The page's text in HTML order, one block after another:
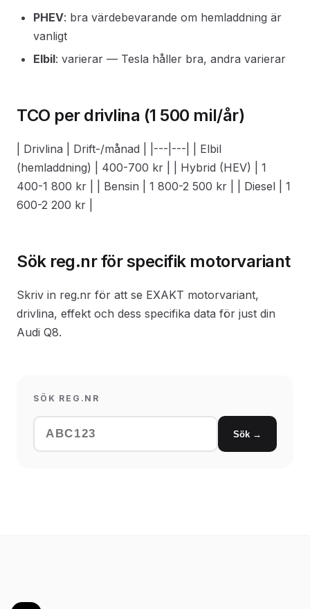
PHEV: bra värdebevarande om hemladdning är
vanligt
Elbil: varierar — Tesla håller bra, andra varierar
TCO per drivlina (1 500 mil/år)
| Drivlina | Drift-/månad | |---|---| | Elbil
(hemladdning) | 400-700 kr | | Hybrid (HEV) | 1
400-1 800 kr | | Bensin | 1 800-2 500 kr | | Diesel | 1
600-2 200 kr |
Sök reg.nr för specifik motorvariant
Skriv in reg.nr för att se EXAKT motorvariant,
drivlina, effekt och dess specifika data för just din
Audi Q8.
SÖK REG.NR
Sök →